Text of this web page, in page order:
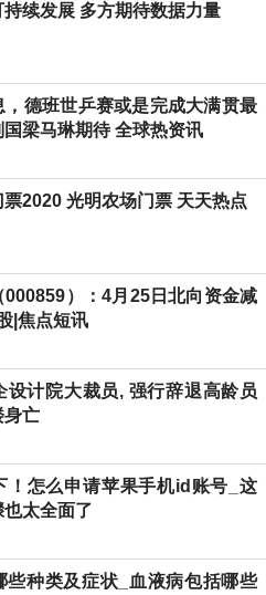
续发展 多方期待数据力量
，德班世乒赛或是完成大满贯最
国梁马琳期待 全球热资讯
2020 光明农场门票 天天热点
000859）：4月25日北向资金减
|焦点短讯
设计院大裁员, 强行辞退高龄员
身亡
！怎么申请苹果手机id账号_这
太全面了
些种类及症状_血液病包括哪些